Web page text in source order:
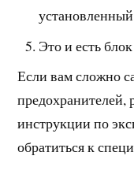
Это и есть
Если вам сложно
предохранителей,
инструкции по
обратиться к